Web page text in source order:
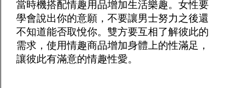
當時機搭配情趣用品增加生活樂趣。女性要
學會說出你的意願，不要讓男士努力之後還
不知道能否取悅你。雙方要互相了解彼此的
需求，使用情趣商品增加身體上的性滿足，
讓彼此有滿意的情趣性愛。